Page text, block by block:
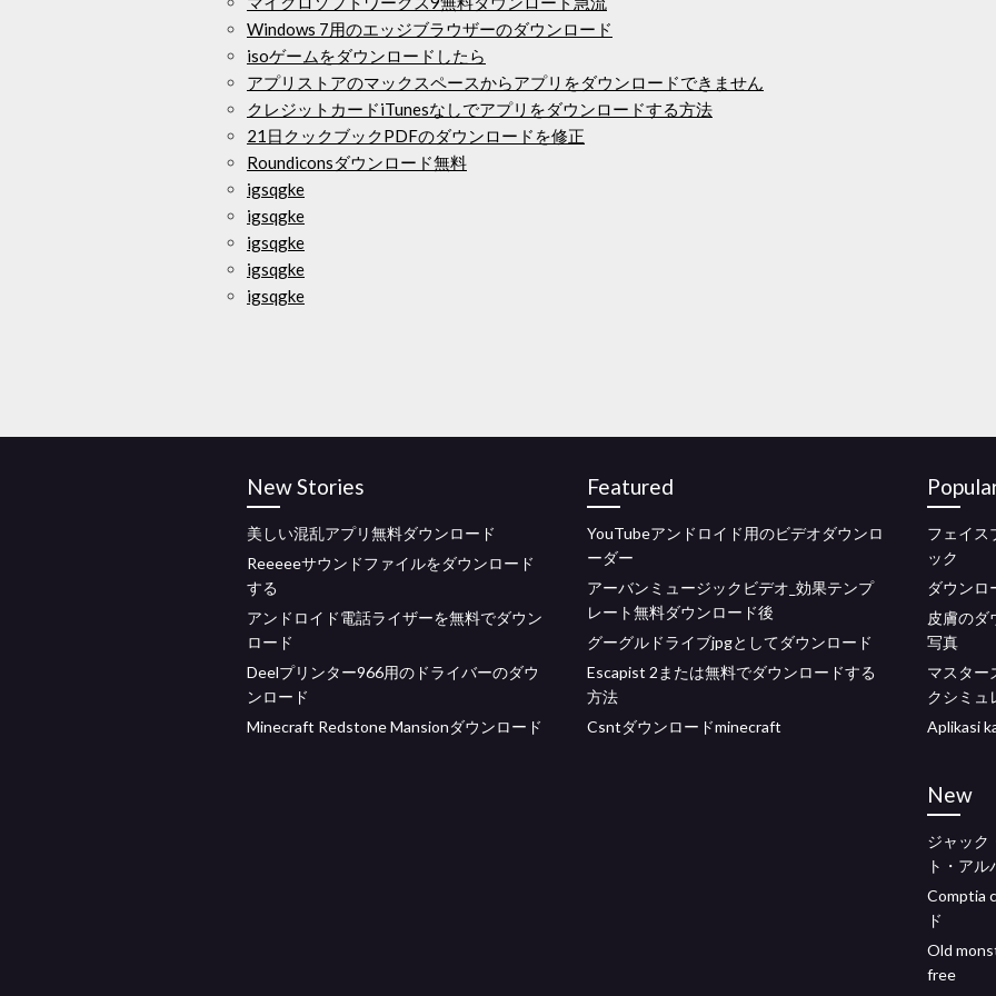
Windows 7用のエッジブラウザーのダウンロード
isoゲームをダウンロードしたら
アプリストアのマックスペースからアプリをダウンロードできません
クレジットカードiTunesなしでアプリをダウンロードする方法
21日クックブックPDFのダウンロードを修正
Roundiconsダウンロード無料
igsqgke
igsqgke
igsqgke
igsqgke
igsqgke
New Stories
美しい混乱アプリ無料ダウンロード
Reeeeeサウンドファイルをダウンロード
する
アンドロイド電話ライザーを無料でダウン
ロード
Deelプリンター966用のドライバーのダウ
ンロード
Minecraft Redstone Mansionダウンロード
Featured
YouTubeアンドロイド用のビデオダウンロ
ーダー
アーバンミュージックビデオ_効果テンプ
レート無料ダウンロード後
グーグルドライブjpgとしてダウンロード
Escapist 2または無料でダウンロードする
方法
Csntダウンロードminecraft
フェイス
ック
ダウンロ
皮膚のダ
写真
マスター
クシミュ
Aplikasi
New
ジャック
ト・ア
Comptia
ド
Old
free